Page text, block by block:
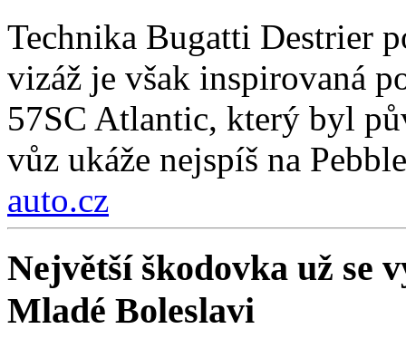
Technika Bugatti Destrier
vizáž je však inspirovaná
57SC Atlantic, který byl
vůz ukáže nejspíš na
auto.cz
Největší škodovka už se
Mladé Boleslavi